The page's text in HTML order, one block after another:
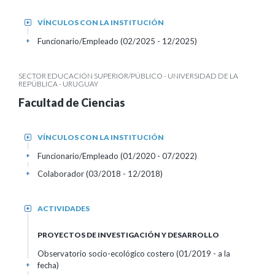
VÍNCULOS CON LA INSTITUCIÓN
+
Funcionario/Empleado (02/2025 - 12/2025)
+
SECTOR EDUCACIÓN SUPERIOR/PÚBLICO - UNIVERSIDAD DE LA
REPÚBLICA - URUGUAY
Facultad de Ciencias
VÍNCULOS CON LA INSTITUCIÓN
+
Funcionario/Empleado (01/2020 - 07/2022)
+
Colaborador (03/2018 - 12/2018)
+
ACTIVIDADES
+
PROYECTOS DE INVESTIGACIÓN Y DESARROLLO
Observatorio socio-ecológico costero (01/2019 - a la
fecha)
+